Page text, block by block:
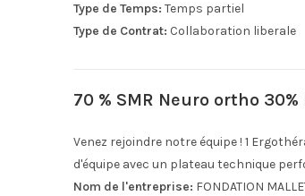
Type de Temps: Temps partiel
Type de Contrat: Collaboration liberale
70 % SMR Neuro ortho 30%
Venez rejoindre notre équipe ! 1
d'équipe avec un plateau technique
Nom de l'entreprise: FONDATION